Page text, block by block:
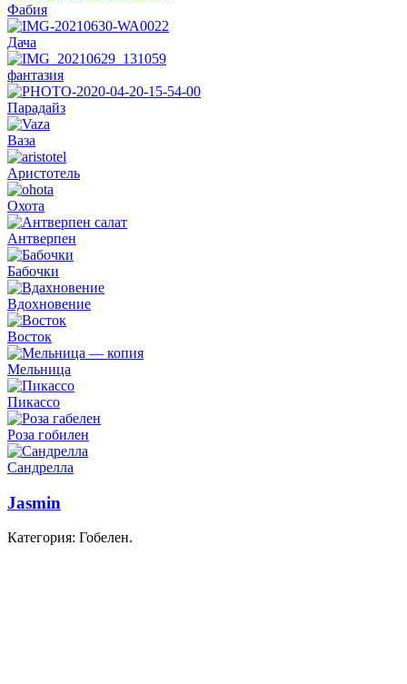
Фабия
Дача
фантазия
Парадайз
Ваза
Аристотель
Охота
Антверпен
Бабочки
Вдохновение
Восток
Мельница
Пикассо
Роза гобилен
Сандрелла
Jasmin
Категория: Гобелен.